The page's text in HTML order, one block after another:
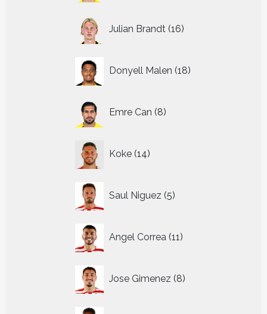
Julian Brandt 16
producten
Donyell Malen 18
producten
Emre Can 8
producten
Koke 14
producten
Saul Niguez 5
producten
Angel Correa 11
producten
Jose Gimenez 8
producten